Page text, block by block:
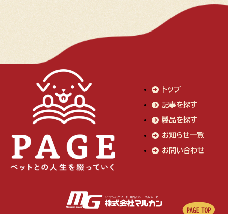
トップ
記事を探す
製品を探す
お知らせ一覧
お問い合わせ